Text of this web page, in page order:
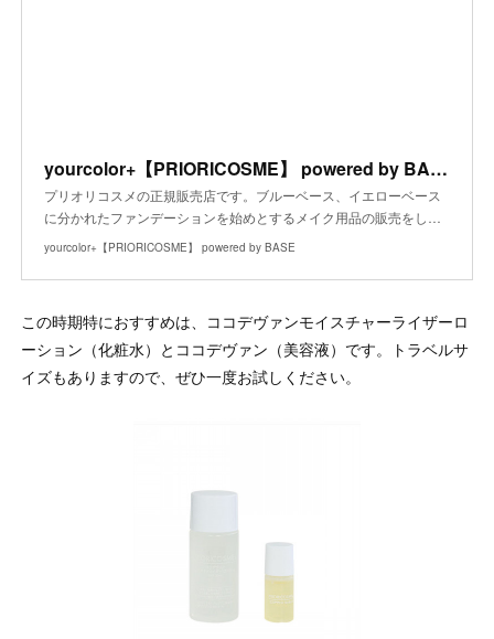
yourcolor+【PRIORICOSME】 powered by BASE
プリオリコスメの正規販売店です。ブルーベース、イエローベース
に分かれたファンデーションを始めとするメイク用品の販売をし…
yourcolor+【PRIORICOSME】 powered by BASE
この時期特におすすめは、ココデヴァンモイスチャーライザーロ
ーション（化粧水）とココデヴァン（美容液）です。トラベルサ
イズもありますので、ぜひ一度お試しください。